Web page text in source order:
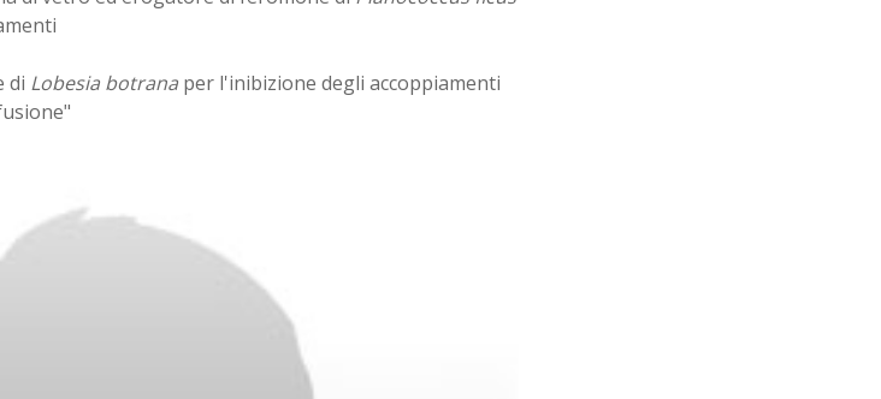
di Lobesia botranaper l'inibizione degli accoppiamenti